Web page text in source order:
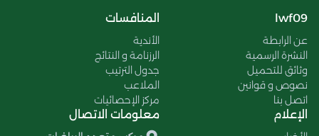
lwf09
عن الرابطة
النشرة الرسمية
وثائق للتحميل
نصوص و قوانين
اتصل بنا
المنافسات
الأندية
الرزنامة و النتائج
جدول الترتيب
الملاعب
مركز الإحصائيات
الإعلام معلومات الاتصال